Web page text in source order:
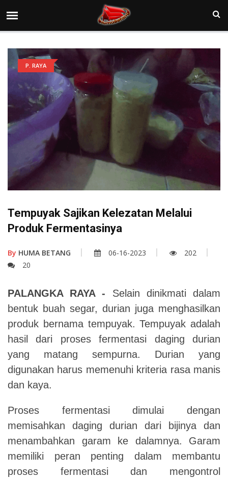
P. RAYA
Tempuyak Sajikan Kelezatan Melalui
Produk Fermentasinya
By HUMA BETANG 06-16-2023
202
20
PALANGKA RAYA - Selain dinikmati dalam
bentuk buah segar, durian juga menghasilkan
produk bernama tempuyak. Tempuyak adalah
hasil dari proses fermentasi daging durian
yang matang sempurna. Durian yang
digunakan harus memenuhi kriteria rasa manis
dan kaya.
Proses fermentasi dimulai dengan
memisahkan daging durian dari bijinya dan
menambahkan garam ke dalamnya. Garam
memiliki peran penting dalam membantu
proses fermentasi dan mengontrol